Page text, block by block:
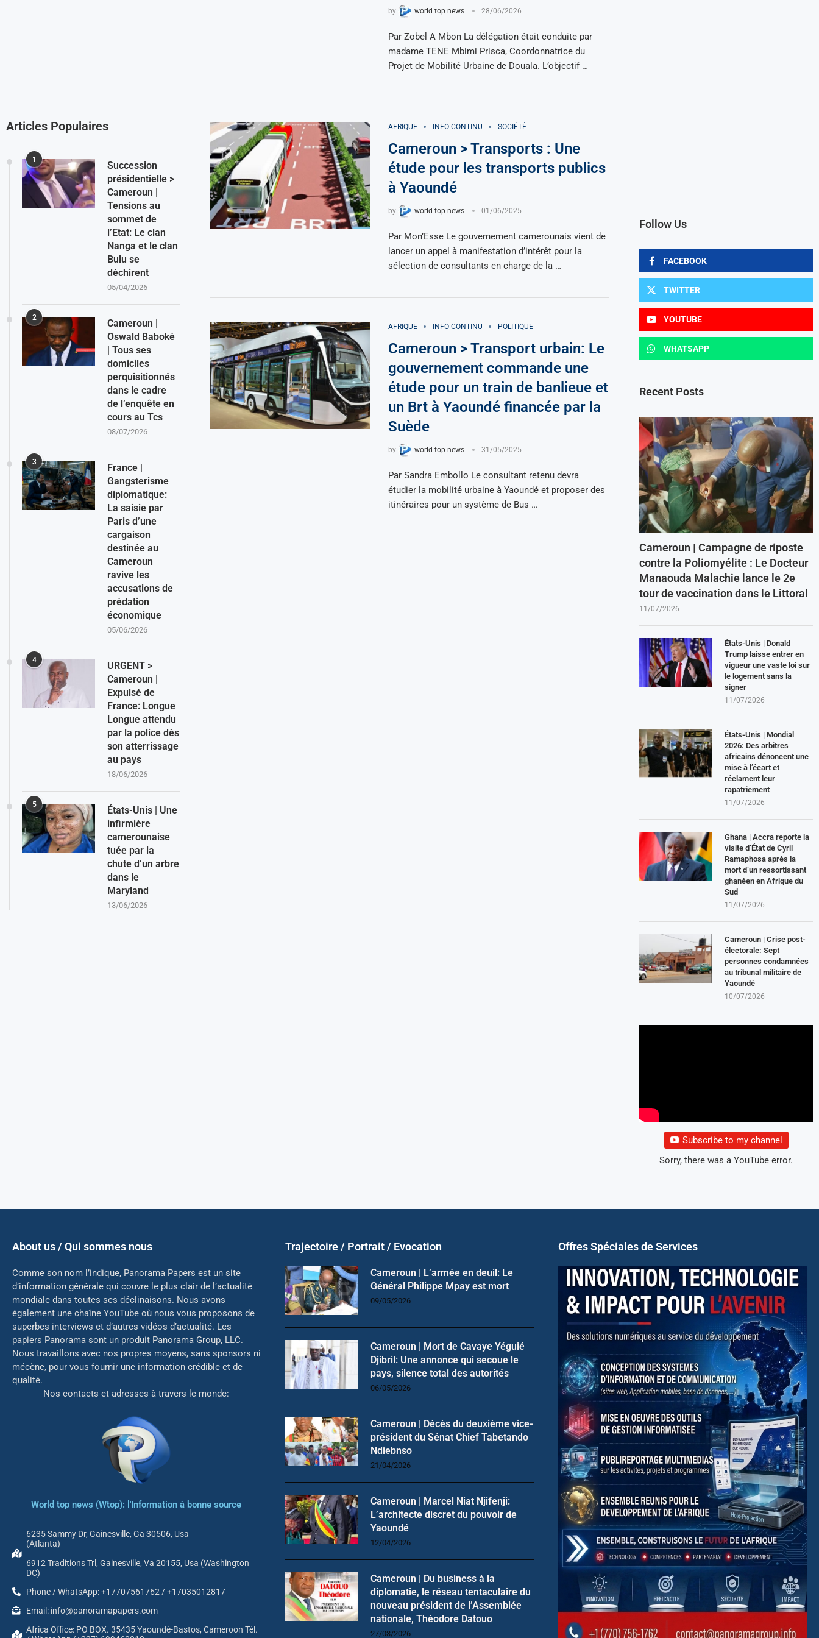
by world top news 28/06/2026
Par Zobel A Mbon La délégation était conduite par
madame TENE Mbimi Prisca, Coordonnatrice du
Projet de Mobilité Urbaine de Douala. L’objectif …
AFRIQUE INFO CONTINU SOCIÉTÉ
Cameroun > Transports : Une
étude pour les transports publics
à Yaoundé
by world top news 01/06/2025
Par Mon’Esse Le gouvernement camerounais vient de
lancer un appel à manifestation d’intérêt pour la
sélection de consultants en charge de la …
AFRIQUE INFO CONTINU POLITIQUE
Cameroun > Transport urbain: Le
gouvernement commande une
étude pour un train de banlieue et
un Brt à Yaoundé financée par la
Suède
by world top news 31/05/2025
Par Sandra Embollo Le consultant retenu devra
étudier la mobilité urbaine à Yaoundé et proposer des
itinéraires pour un système de Bus …
Follow Us
FACEBOOK
TWITTER
YOUTUBE
WHATSAPP
Recent Posts
Cameroun | Campagne de riposte
contre la Poliomyélite : Le Docteur
Manaouda Malachie lance le 2e
tour de vaccination dans le Littoral
11/07/2026
États-Unis | Donald
Trump laisse entrer en
vigueur une vaste loi sur
le logement sans la
signer
11/07/2026
États-Unis | Mondial
2026: Des arbitres
africains dénoncent une
mise à l’écart et
réclament leur
rapatriement
11/07/2026
Ghana | Accra reporte la
visite d’État de Cyril
Ramaphosa après la
mort d’un ressortissant
ghanéen en Afrique du
Sud
11/07/2026
Cameroun | Crise post-
électorale: Sept
personnes condamnées
au tribunal militaire de
Yaoundé
10/07/2026
Subscribe to my channel
Sorry, there was a YouTube error.
Articles Populaires
1
Succession
présidentielle >
Cameroun |
Tensions au
sommet de
l’Etat: Le clan
Nanga et le clan
Bulu se
déchirent
05/04/2026
2
Cameroun |
Oswald Baboké
| Tous ses
domiciles
perquisitionnés
dans le cadre
de l’enquête en
cours au Tcs
08/07/2026
3
France |
Gangsterisme
diplomatique:
La saisie par
Paris d’une
cargaison
destinée au
Cameroun
ravive les
accusations de
prédation
économique
05/06/2026
4
URGENT >
Cameroun |
Expulsé de
France: Longue
Longue attendu
par la police dès
son atterrissage
au pays
18/06/2026
5
États-Unis | Une
infirmière
camerounaise
tuée par la
chute d’un arbre
dans le
Maryland
13/06/2026
About us / Qui sommes nous
Comme son nom l’indique, Panorama Papers est un site
d’information générale qui couvre le plus clair de l’actualité
mondiale dans toutes ses déclinaisons. Nous avons
également une chaîne YouTube où nous vous proposons de
superbes interviews et d’autres vidéos d’actualité. Les
papiers Panorama sont un produit Panorama Group, LLC.
Nous travaillons avec nos propres moyens, sans sponsors ni
mécène, pour vous fournir une information crédible et de
qualité.
Nos contacts et adresses à travers le monde:
World top news (Wtop): l'Information à bonne source
6235 Sammy Dr, Gainesville, Ga 30506, Usa
(Atlanta)
6912 Traditions Trl, Gainesville, Va 20155, Usa (Washington
DC)
Phone / WhatsApp: +17707561762 / +17035012817
Email: info@panoramapapers.com
Africa Office: PO BOX. 35435 Yaoundé-Bastos, Cameroon Tél.
Trajectoire / Portrait / Evocation
Cameroun | L’armée en deuil: Le
Général Philippe Mpay est mort
09/05/2026
Cameroun | Mort de Cavaye Yéguié
Djibril: Une annonce qui secoue le
pays, silence total des autorités
06/05/2026
Cameroun | Décès du deuxième vice-
président du Sénat Chief Tabetando
Ndiebnso
21/04/2026
Cameroun | Marcel Niat Njifenji:
L’architecte discret du pouvoir de
Yaoundé
12/04/2026
Cameroun | Du business à la
diplomatie, le réseau tentaculaire du
nouveau président de l’Assemblée
nationale, Théodore Datouo
27/03/2026
Offres Spéciales de Services